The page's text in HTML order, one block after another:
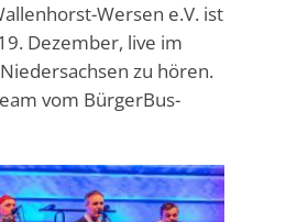
Wersen e.V. ist
Dezember, live im
zu hören.
vom BürgerBus-